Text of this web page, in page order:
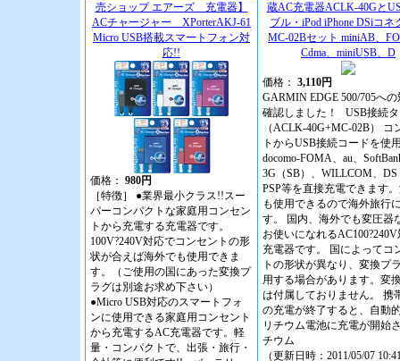
売ショップ エアーズ 充電器】
ACチャージャー XPorterAKJ-61
Micro USB搭載スマートフォン対
応!!
価格： 980円
［特徴］ ●業界最小クラス!!スー
パーコンパクトな家庭用コンセン
トから充電する充電器です。
100V?240V対応でコンセントの形
状が合えば海外でも使用できま
す。（ご使用の国にあった変換プ
ラグは別途お求め下さい）
●Micro USB対応のスマートフォ
ンに使用できる家庭用コンセント
から充電するAC充電器です。軽
量・コンパクトで、出張・旅行・
蔵AC充電器ACLK-40Gと
ブル・iPod iPhone DSiコネ
MC-02Bセット miniAB、
Cdma、miniUSB、D
価格： 3,110円
GARMIN EDGE 500/705へ
確認しました！ USB接続
（ACLK-40G+MC-02B） コ
トからUSB接続コードを使
docomo-FOMA、au、
3G（SB）、WILLCOM、DS
PSP等を直接充電できます
も使用できるので海外旅行
す。 国内、海外でも変圧器
お使いになれる
充電器です。 国によってコ
トの形状が異なり、変換プ
用する場合があります。変
は付属しておりません。 携
の充電が終了すると、自動
リチウム電池に充電が開始
チウム
（更新日時：2011/05/07